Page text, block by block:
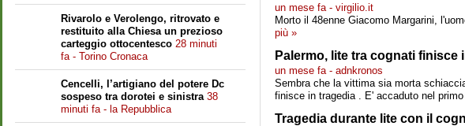
Rivarolo e Verolengo, ritrovato e
restituito alla Chiesa un prezioso
carteggio ottocentesco 28 minuti
fa - Torino Cronaca
Cencelli, l’artigiano del potere Dc
sospeso tra dorotei e sinistra 38
minuti fa - la Repubblica
un mese fa - virgilio.it
Morto il 48enne Giacomo Margarini,
più »
Palermo, lite tra cognati finisce
un mese fa - adnkronos
Sembra che la vittima sia morta
finisce in tragedia . E' accaduto nel
Tragedia durante lite con il